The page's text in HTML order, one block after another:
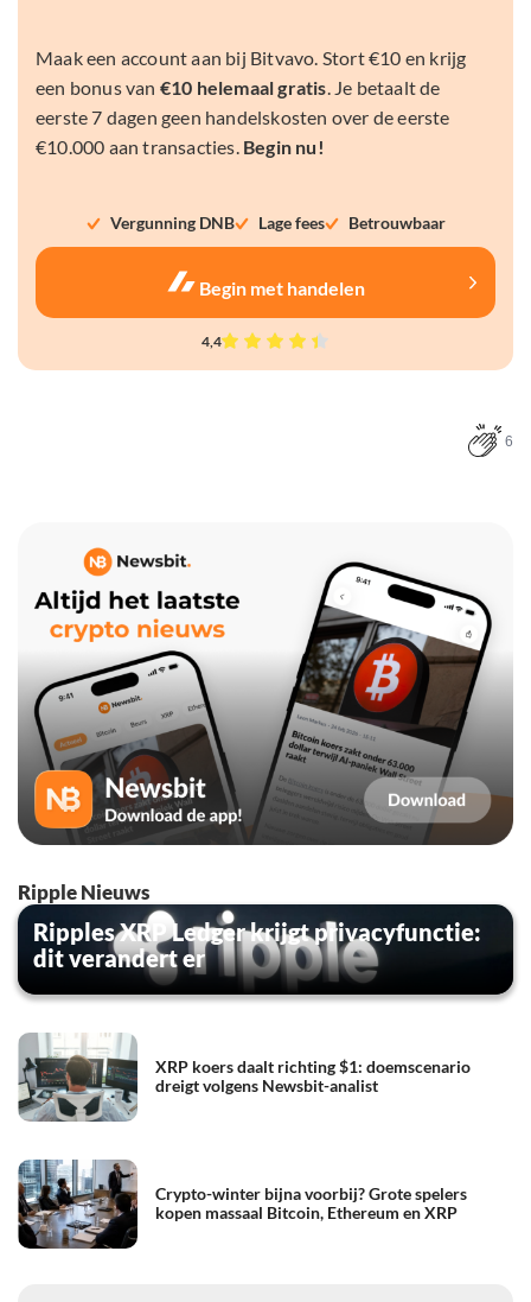
Maak een account aan bij Bitvavo. Stort €10 en krijg
een bonus van €10 helemaal gratis. Je betaalt de
eerste 7 dagen geen handelskosten over de eerste
€10.000 aan transacties. Begin nu!
Begin met handelen
4,4
Vergunning DNB Lage fees Betrouwbaar
6
Ripple Nieuws
Ripples XRP Ledger krijgt privacyfunctie:
dit verandert er
XRP koers daalt richting $1: doemscenario
dreigt volgens Newsbit-analist
Crypto-winter bijna voorbij? Grote spelers
kopen massaal Bitcoin, Ethereum en XRP